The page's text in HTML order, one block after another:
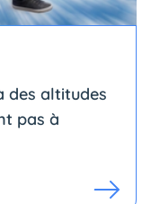
des altitudes
pas à